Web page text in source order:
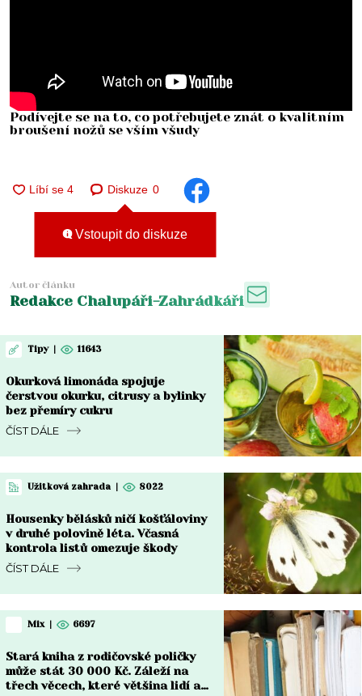
Podívejte se na to, co potřebujete znát o kvalitním
broušení nožů se vším všudy
Diskuze 0
Vstoupit do diskuze
Autor článku
Redakce Chalupáři-Zahrádkáři
Tipy 11643
Okurková limonáda spojuje
čerstvou okurku, citrusy a bylinky
bez přemíry cukru
ČÍST DÁLE
Užitková zahrada 8022
Housenky bělásků ničí košťáloviny
v druhé polovině léta. Včasná
kontrola listů omezuje škody
ČÍST DÁLE
Mix 6697
Stará kniha z rodičovské poličky
může stát 30 000 Kč. Záleží na
třech věcech, které většina lidí ani